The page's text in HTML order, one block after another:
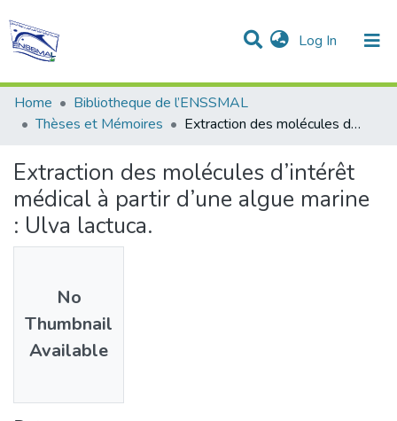
Log In (current)
Communities & Collections
Statistics
All of DSpace
Home
Bibliotheque de l’ENSSMAL
Thèses et Mémoires
Extraction des molécules d’intérêt médical à partir d’une algue marine : Ulva lactuca.
Extraction des molécules d’intérêt
médical à partir d’une algue marine
: Ulva lactuca.
No
Thumbnail
Available